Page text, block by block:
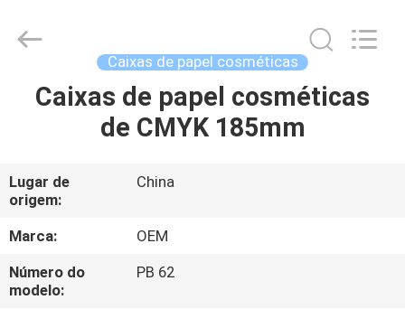
CASA
SOBRE
NÓS
EXCURSÃO
DISPLAY
CO.,LTD.
Reserved.
Caixas de papel cosméticas
Caixas de papel cosméticas
de CMYK 185mm
Lugar de
origem:
China
Marca:
OEM
Número do
modelo:
PB 62